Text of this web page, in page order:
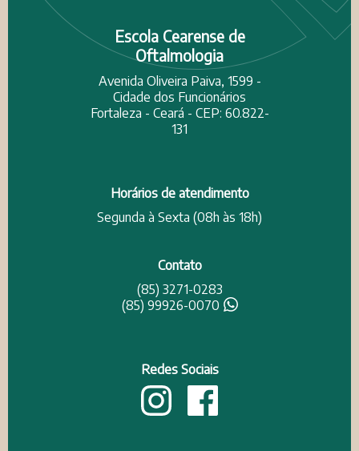
Escola Cearense de
Oftalmologia
Avenida Oliveira Paiva, 1599 -
Cidade dos Funcionários
Fortaleza - Ceará - CEP: 60.822-
131
Horários de atendimento
Segunda à Sexta (08h às 18h)
Contato
(85) 3271-0283
(85) 99926-0070
Redes Sociais